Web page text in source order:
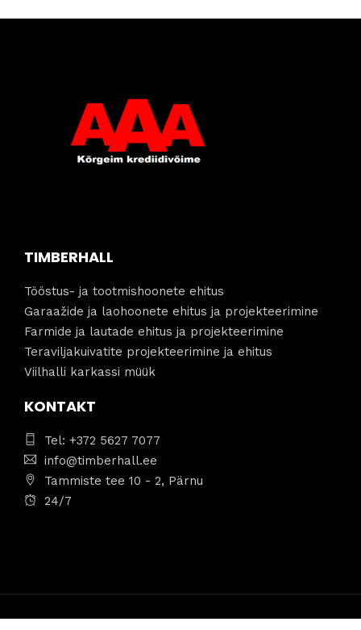
TIMBERHALL
Tööstus- ja tootmishoonete ehitus
Garaažide ja laohoonete ehitus ja projekteerimine
Farmide ja lautade ehitus ja projekteerimine
Teraviljakuivatite projekteerimine ja ehitus
Viilhalli karkassi müük
KONTAKT
Tel: +372 5627 7077
info@timberhall.ee
Tammiste tee 10 - 2, Pärnu
24/7